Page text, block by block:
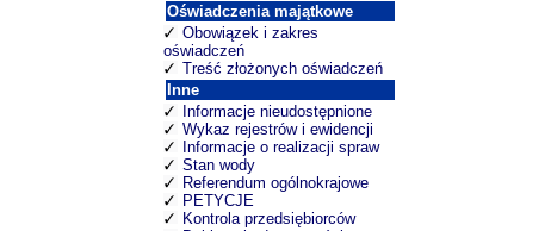
Oświadczenia majątkowe
Obowiązek i zakres
oświadczeń
Treść złożonych oświadczeń
Inne
Informacje nieudostępnione
Wykaz rejestrów i ewidencji
Informacje o realizacji spraw
Stan wody
Referendum ogólnokrajowe
PETYCJE
Kontrola przedsiębiorców